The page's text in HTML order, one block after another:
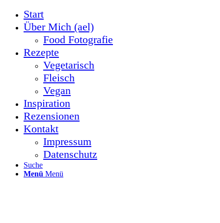
Start
Über Mich (ael)
Food Fotografie
Rezepte
Vegetarisch
Fleisch
Vegan
Inspiration
Rezensionen
Kontakt
Impressum
Datenschutz
Suche
Menü Menü